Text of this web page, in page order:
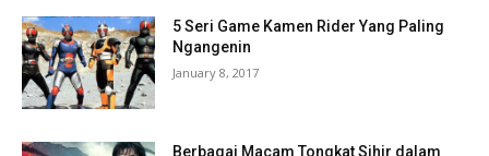
5 Seri Game Kamen Rider Yang Paling
Ngangenin
January 8, 2017
Berbagai Macam Tongkat Sihir dalam